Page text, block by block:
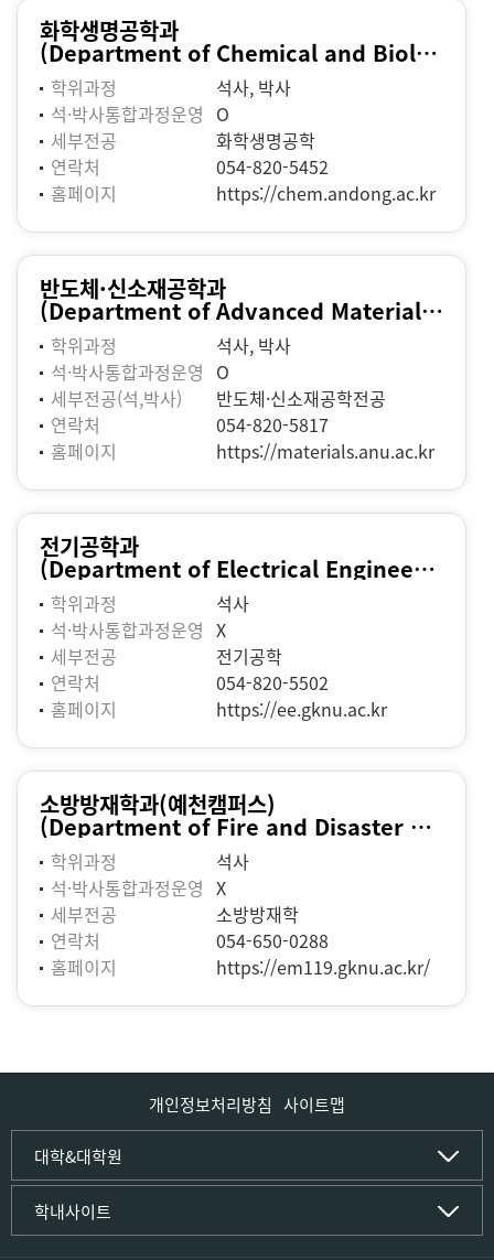
화학생명공학과
(Department of Chemical and Biological Engineering)
학위과정
석사, 박사
석·박사통합과정운영 O
세부전공
화학생명공학
연락처
054-820-5452
홈페이지
https://chem.andong.ac.kr
반도체·신소재공학과
(Department of Advanced Materials Science and Engineering)
학위과정
석사, 박사
석·박사통합과정운영 O
세부전공(석,박사)
반도체·신소재공학전공
연락처
054-820-5817
홈페이지
https://materials.anu.ac.kr
전기공학과
(Department of Electrical Engineering)
학위과정
석사
석·박사통합과정운영 X
세부전공
전기공학
연락처
054-820-5502
홈페이지
https://ee.gknu.ac.kr
소방방재학과(예천캠퍼스)
(Department of Fire and Disaster Prevention)
학위과정
석사
석·박사통합과정운영 X
세부전공
소방방재학
연락처
054-650-0288
홈페이지
https://em119.gknu.ac.kr/
개인정보처리방침 사이트맵
대학&대학원
인문사회·IT대학
인문·문화학부
국어국문학전공
중국어문·문화학전공
학내사이트
국립경국대학교
(재)국립경국대학교발전기금